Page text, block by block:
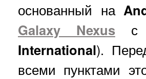
основанный на
Galaxy Nexusс
International).
всеми пунктами